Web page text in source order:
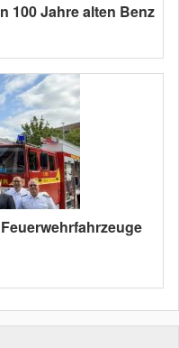
100 Jahre alten Benz